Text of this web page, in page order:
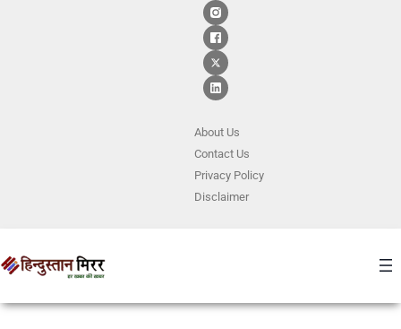
About Us
ContactUs
Privacy Policy
Disclaimer